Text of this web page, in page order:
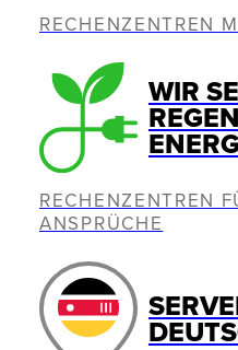
RECHENZENTREN
WIR
RECHENZENTREN
ANSPRÜCHE